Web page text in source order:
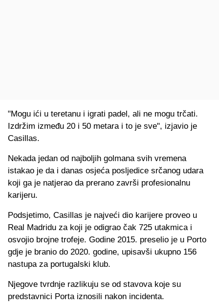
"Mogu ići u teretanu i igrati padel, ali ne mogu trčati.
Izdržim između 20 i 50 metara i to je sve", izjavio je
Casillas.
Nekada jedan od najboljih golmana svih vremena
istakao je da i danas osjeća posljedice srčanog udara
koji ga je natjerao da prerano završi profesionalnu
karijeru.
Podsjetimo, Casillas je najveći dio karijere proveo u
Real Madridu za koji je odigrao čak 725 utakmica i
osvojio brojne trofeje. Godine 2015. preselio je u Porto
gdje je branio do 2020. godine, upisavši ukupno 156
nastupa za portugalski klub.
Njegove tvrdnje razlikuju se od stavova koje su
predstavnici Porta iznosili nakon incidenta.